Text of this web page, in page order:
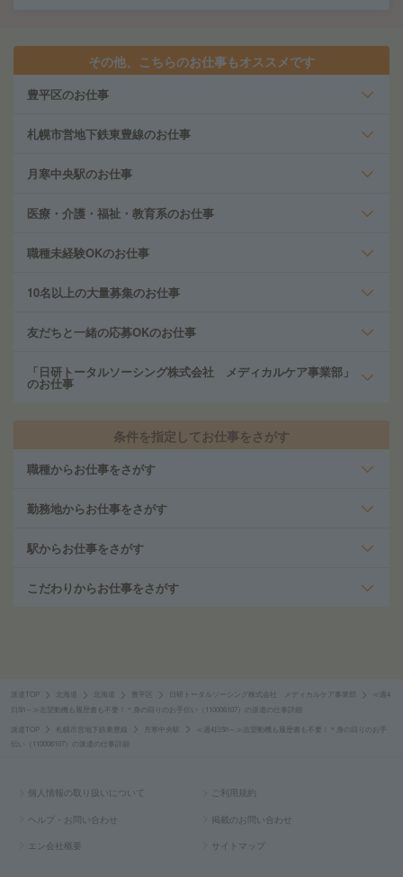
その他、こちらのお仕事もオススメです
豊平区のお仕事
札幌市営地下鉄東豊線のお仕事
月寒中央駅のお仕事
医療・介護・福祉・教育系のお仕事
職種未経験OKのお仕事
10名以上の大量募集のお仕事
友だちと一緒の応募OKのお仕事
「日研トータルソーシング株式会社 メディカルケア事業部」
のお仕事
条件を指定してお仕事をさがす
職種からお仕事をさがす
勤務地からお仕事をさがす
駅からお仕事をさがす
こだわりからお仕事をさがす
派遣TOP 北海道 北海道 豊平区 日研トータルソーシング株式会社 メディカルケア事業部
≪週4
日5h～≫志望動機も履歴書も不要！＊身の回りのお手伝い（110006107）の派遣の仕事詳細
派遣TOP 札幌市営地下鉄東豊線 月寒中央駅
≪週4日5h～≫志望動機も履歴書も不要！＊身の回りのお手
伝い（110006107）の派遣の仕事詳細
個人情報の取り扱いについて ご利用規約
ヘルプ・お問い合わせ 掲載のお問い合わせ
エン会社概要 サイトマップ